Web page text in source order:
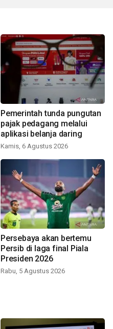
Pemerintah tunda pungutan
pajak pedagang melalui
aplikasi belanja daring
Kamis, 6 Agustus 2026
Persebaya akan bertemu
Persib di laga final Piala
Presiden 2026
Rabu, 5 Agustus 2026